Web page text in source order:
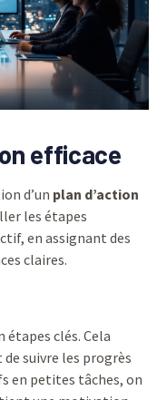
efficace
d’un plan d’action
les étapes
en assignant des
claires.
clés. Cela
suivre les progrès
en petites tâches, on